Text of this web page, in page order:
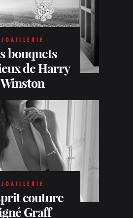
JOAILLERIE
bouquets
de Harry
Winston
JOAILLERIE
couture
Graff